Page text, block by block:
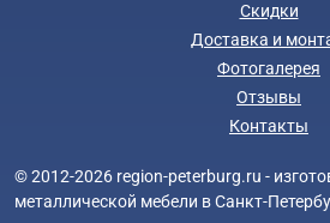
Скидки
Доставка и
Фотогалерея
Отзывы
Контакты
© 2012-2026 region-peterburg.ru -
металлической мебели в Санкт-